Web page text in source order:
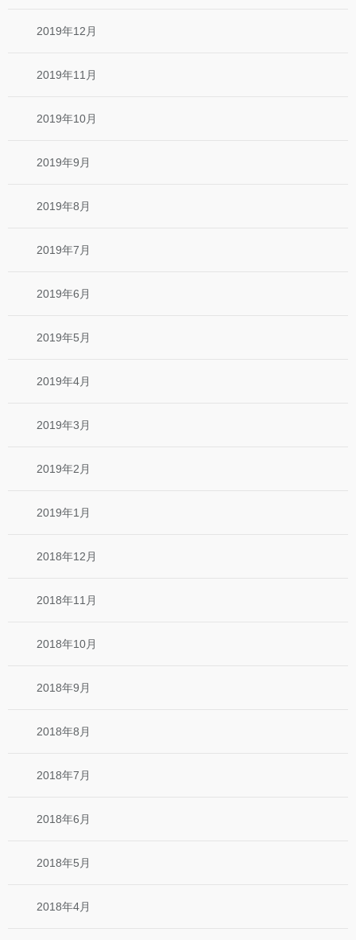
2019年12月
2019年11月
2019年10月
2019年9月
2019年8月
2019年7月
2019年6月
2019年5月
2019年4月
2019年3月
2019年2月
2019年1月
2018年12月
2018年11月
2018年10月
2018年9月
2018年8月
2018年7月
2018年6月
2018年5月
2018年4月